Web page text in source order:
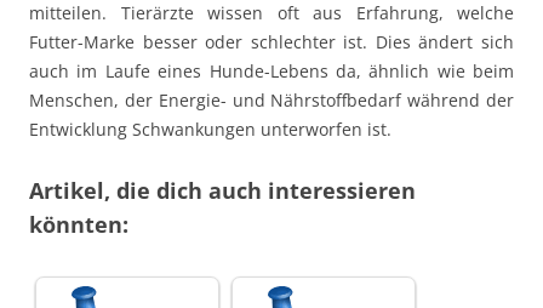
mitteilen. Tierärzte wissen oft aus Erfahrung, welche
Futter-Marke besser oder schlechter ist. Dies ändert sich
auch im Laufe eines Hunde-Lebens da, ähnlich wie beim
Menschen, der Energie- und Nährstoffbedarf während der
Entwicklung Schwankungen unterworfen ist.
Artikel, die dich auch interessieren
könnten: